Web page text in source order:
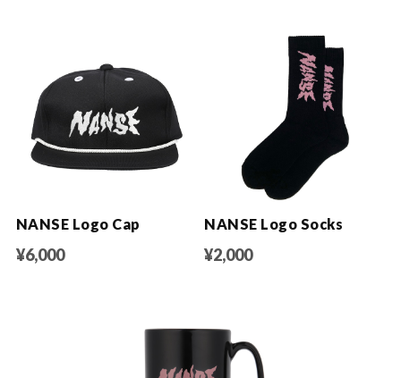
NANSE Logo Cap
¥6,000
NANSE Logo Socks
¥2,000